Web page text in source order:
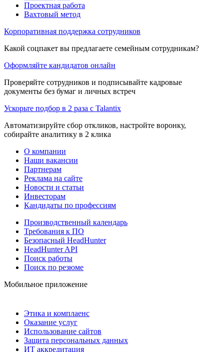
Проектная работа
Вахтовый метод
Корпоративная поддержка сотрудников
Какой соцпакет вы предлагаете семейным сотрудникам?
Оформляйте кандидатов онлайн
Проверяйте сотрудников и подписывайте кадровые
документы без бумаг и личных встреч
Ускорьте подбор в 2 раза с Talantix
Автоматизируйте сбор откликов, настройте воронку,
собирайте аналитику в 2 клика
О компании
Наши вакансии
Партнерам
Реклама на сайте
Новости и статьи
Инвесторам
Кандидаты по профессиям
Производственный календарь
Требования к ПО
Безопасный HeadHunter
HeadHunter API
Поиск работы
Поиск по резюме
Мобильное приложение
Этика и комплаенс
Оказание услуг
Использование сайтов
Защита персональных данных
ИТ аккредитация